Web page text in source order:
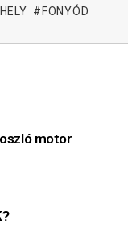
FONYÓD
motor